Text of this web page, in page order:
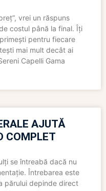
vrei un răspuns
costul până la final. Îți
pentru fiecare
mai mult decât ai
Capelli Gama
AJUTĂ
COMPLET
se întreabă dacă nu
Întrebarea este
părului depinde direct